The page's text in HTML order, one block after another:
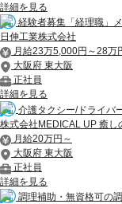
詳細を見る
経験者募集「経理職」
日伸工業株式会社
月給23万5,000円～28万
大阪府 東大阪
正社員
詳細を見る
介護タクシー/ドライバ
株式会社MEDICAL UP 癒し
月給20万円～
大阪府 東大阪
正社員
詳細を見る
調理補助・無資格可の